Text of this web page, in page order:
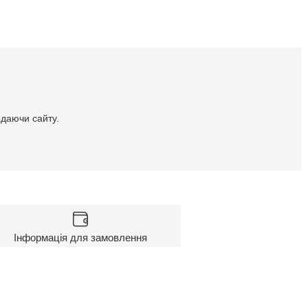
сайту.
Інформація для замовлення